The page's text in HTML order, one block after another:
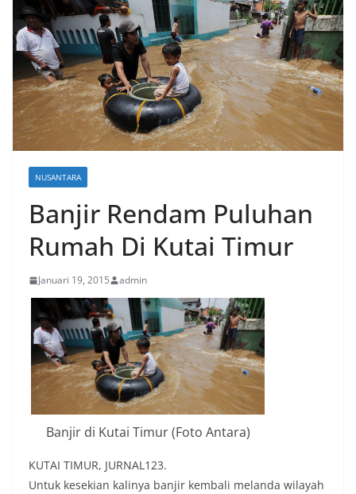
NUSANTARA
Banjir Rendam Puluhan
Rumah Di Kutai Timur
Januari 19, 2015 admin
Banjir di Kutai Timur (Foto Antara)
KUTAI TIMUR, JURNAL123.
Untuk kesekian kalinya banjir kembali melanda wilayah